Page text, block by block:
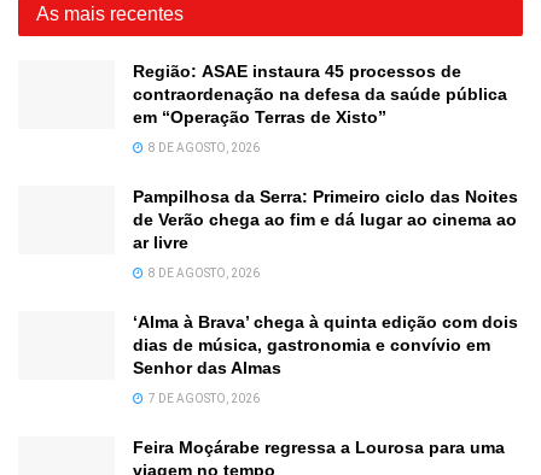
As mais recentes
Região: ASAE instaura 45 processos de
contraordenação na defesa da saúde pública
em “Operação Terras de Xisto”
8 DE AGOSTO, 2026
Pampilhosa da Serra: Primeiro ciclo das Noites
de Verão chega ao fim e dá lugar ao cinema ao
ar livre
8 DE AGOSTO, 2026
‘Alma à Brava’ chega à quinta edição com dois
dias de música, gastronomia e convívio em
Senhor das Almas
7 DE AGOSTO, 2026
Feira Moçárabe regressa a Lourosa para uma
viagem no tempo